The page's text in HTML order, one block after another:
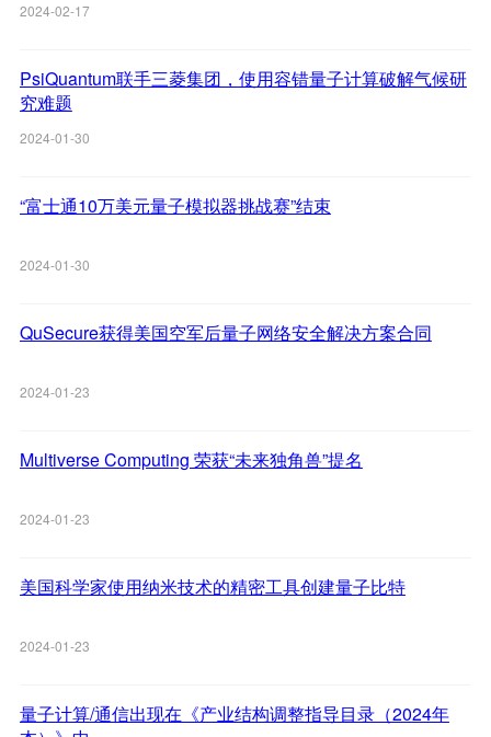
2024-02-17
PsiQuantum联手三菱集团，使用容错量子计算破解气候研
究难题
2024-01-30
“富士通10万美元量子模拟器挑战赛”结束
2024-01-30
QuSecure获得美国空军后量子网络安全解决方案合同
2024-01-23
Multiverse Computing 荣获“未来独角兽”提名
2024-01-23
美国科学家使用纳米技术的精密工具创建量子比特
2024-01-23
量子计算/通信出现在《产业结构调整指导目录（2024年